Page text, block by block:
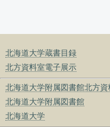
北海道大学蔵書目録
北方資料室電子展示
北海道大学附属図書館北方資
北海道大学附属図書館
北海道大学